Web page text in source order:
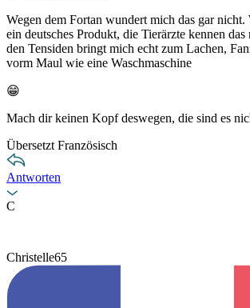
Wegen dem Fortan wundert mich das gar nicht.
ein deutsches Produkt, die Tierärzte kennen
den Tensiden bringt mich echt zum Lachen,
vorm Maul wie eine Waschmaschine
😁
Mach dir keinen Kopf deswegen, die sind es
Übersetzt Französisch
Antworten
C
Christelle65